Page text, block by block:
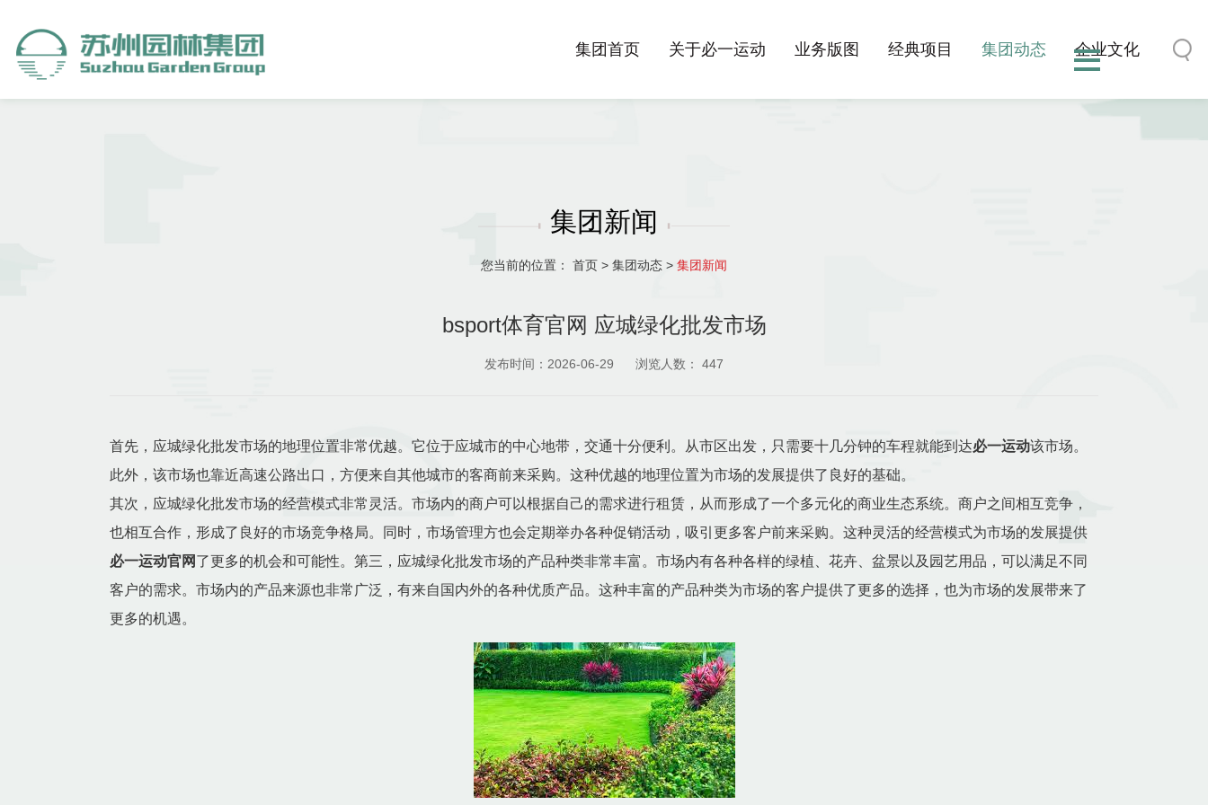
集团首页 关于必一运动 业务版图 经典项目 集团动态 企业文化
集团新闻
您当前的位置： 首页 > 集团动态 > 集团新闻
bsport体育官网 应城绿化批发市场
发布时间：2026-06-29 浏览人数： 447
首先，应城绿化批发市场的地理位置非常优越。它位于应城市的中心地带，交通十分便利。从市区出发，只需要十几分钟的车程就能到达必一运动该市场。
此外，该市场也靠近高速公路出口，方便来自其他城市的客商前来采购。这种优越的地理位置为市场的发展提供了良好的基础。
其次，应城绿化批发市场的经营模式非常灵活。市场内的商户可以根据自己的需求进行租赁，从而形成了一个多元化的商业生态系统。商户之间相互竞争，
也相互合作，形成了良好的市场竞争格局。同时，市场管理方也会定期举办各种促销活动，吸引更多客户前来采购。这种灵活的经营模式为市场的发展提供
必一运动官网 了更多的机会和可能性。第三，应城绿化批发市场的产品种类非常丰富。市场内有各种各样的绿植、花卉、盆景以及园艺用品，可以满足不同
客户的需求。市场内的产品来源也非常广泛，有来自国内外的各种优质产品。这种丰富的产品种类为市场的客户提供了更多的选择，也为市场的发展带来了
更多的机遇。